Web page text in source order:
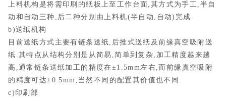
上料机构是将需印刷的纸板上至工作台面,其方式为手工,半自
动和自动三种,后二种分别由上料机(半自动,自动)完成.
b)送纸机构
目前送纸方式主要有链条送纸,后推式送纸及前缘真空吸附送
纸.其特点从结构分别是从简易,简单到复杂,加工精度越来越
高,通常链条送纸加工的精度在±1.5mm左右,而前缘真空吸附
的精度可达±0.5mm,当然不同的配置其价值也不同.
c)印刷部